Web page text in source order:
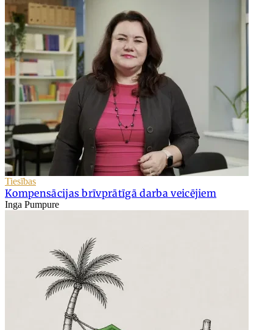
Tiesības
Kompensācijas brīvprātīgā darba veicējiem
Inga Pumpure